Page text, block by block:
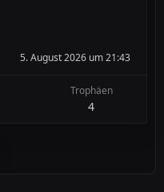
5. August 2026 um 21:43
Trophäen
4